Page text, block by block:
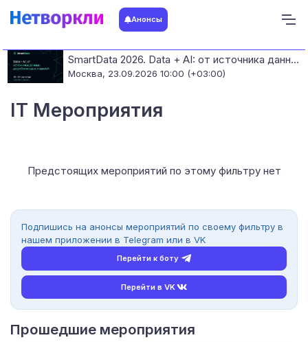
Анонсы
SmartData 2026. Data + AI: от источника данных до работающих моделей
Москва, 23.09.2026 10:00 (+03:00)
IT Мероприятия
Предстоящих мероприятий по этому фильтру нет
Подпишись на анонсы мероприятий по своему фильтру в
нашем приложении в Telegram или в VK
Перейти к боту
Перейти в VK
Прошедшие мероприятия